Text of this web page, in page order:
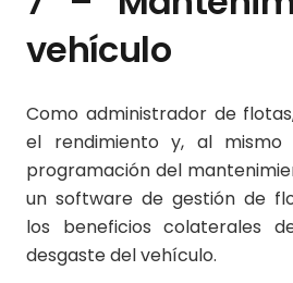
vehículo
Como administrador de
el rendimiento y, al
programación del
un software de gestión de
los beneficios colaterales
desgaste del vehículo.